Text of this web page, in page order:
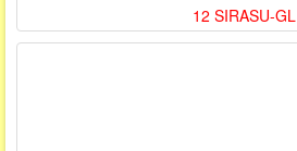
12 SIRASU-GL